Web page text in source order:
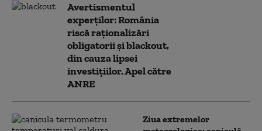
Avertismentul
experților: România
riscă raționalizări
obligatorii și blackout,
din cauza lipsei
investițiilor. Apel către
ANRE
Ziua extremelor